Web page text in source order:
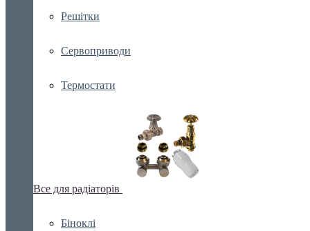
Решітки
Сервоприводи
Термостати
Все для радіаторів
Біноклі